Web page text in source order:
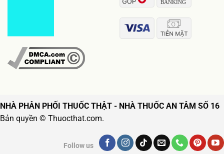
NHÀ PHÂN PHỐI THUỐC THẬT - NHÀ THUỐC AN TÂM SỐ 16
Bản quyền © Thuocthat.com.
Follow us